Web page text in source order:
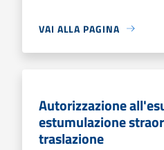
VAI ALLA PAGINA
Autorizzazione
estumulazione
traslazione